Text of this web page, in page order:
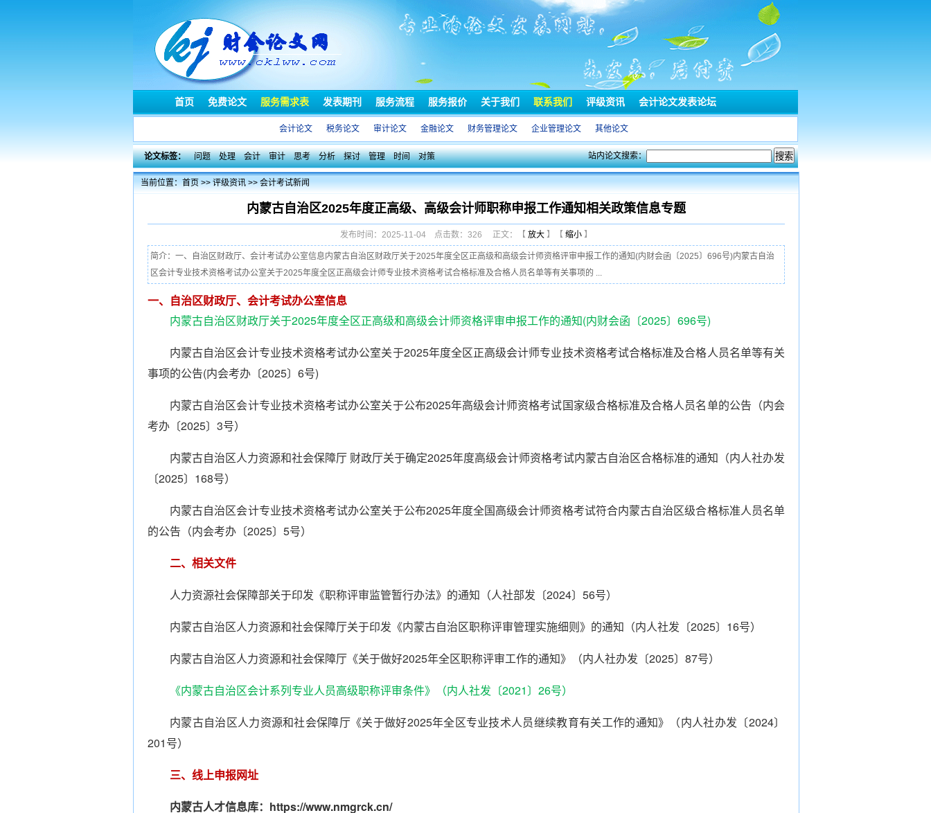
首页 免费论文 服务需求表 发表期刊 服务流程 服务报价 关于我们 联系我们 评级资讯 会计论文发表论坛
会计论文 税务论文 审计论文 金融论文 财务管理论文 企业管理论文 其他论文
论文标签： 问题 处理 会计 审计 思考 分析 探讨 管理 时间 对策 站内论文搜索：
当前位置：首页>>评级资讯>>会计考试新闻
内蒙古自治区2025年度正高级、高级会计师职称申报工作通知相关政策信息专题
发布时间：2025-11-04 点击数：326 正文：【 放大 】【 缩小 】
简介：一、自治区财政厅、会计考试办公室信息内蒙古自治区财政厅关于2025年度全区正高级和高级会计师资格评审申报工作的通知(内财会函〔2025〕696号)内蒙古自治
区会计专业技术资格考试办公室关于2025年度全区正高级会计师专业技术资格考试合格标准及合格人员名单等有关事项的 ...
一、自治区财政厅、会计考试办公室信息
内蒙古自治区财政厅关于2025年度全区正高级和高级会计师资格评审申报工作的通知(内财会函〔2025〕696号)
内蒙古自治区会计专业技术资格考试办公室关于2025年度全区正高级会计师专业技术资格考试合格标准及合格人员名单等有关
事项的公告(内会考办〔2025〕6号)
内蒙古自治区会计专业技术资格考试办公室关于公布2025年高级会计师资格考试国家级合格标准及合格人员名单的公告（内会
考办〔2025〕3号）
内蒙古自治区人力资源和社会保障厅 财政厅关于确定2025年度高级会计师资格考试内蒙古自治区合格标准的通知（内人社办发
〔2025〕168号）
内蒙古自治区会计专业技术资格考试办公室关于公布2025年度全国高级会计师资格考试符合内蒙古自治区级合格标准人员名单
的公告（内会考办〔2025〕5号）
二、相关文件
人力资源社会保障部关于印发《职称评审监管暂行办法》的通知（人社部发〔2024〕56号）
内蒙古自治区人力资源和社会保障厅关于印发《内蒙古自治区职称评审管理实施细则》的通知（内人社发〔2025〕16号）
内蒙古自治区人力资源和社会保障厅《关于做好2025年全区职称评审工作的通知》（内人社办发〔2025〕87号）
《内蒙古自治区会计系列专业人员高级职称评审条件》（内人社发〔2021〕26号）
内蒙古自治区人力资源和社会保障厅《关于做好2025年全区专业技术人员继续教育有关工作的通知》（内人社办发〔2024〕
201号）
三、线上申报网址
内蒙古人才信息库： https://www.nmgrck.cn/